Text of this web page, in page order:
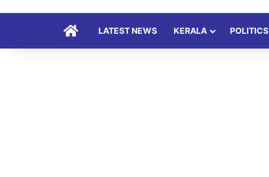
HomeLATEST NEWS KERALA POLITICS